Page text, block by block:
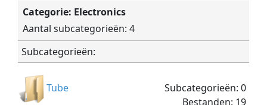
Categorie: Electronics
Aantal subcategorieën: 4
Subcategorieën:
Tube
Subcategorieën: 0
Bestanden: 19